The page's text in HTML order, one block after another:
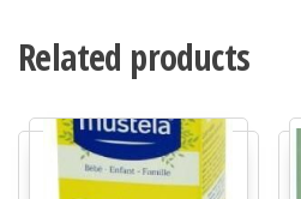
Related products